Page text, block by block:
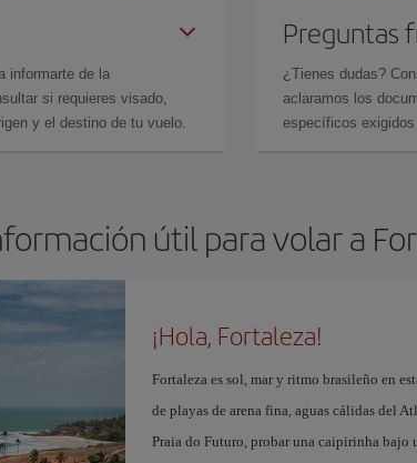
informarte de la
si requieres visado,
y el destino de tu vuelo.
Preguntas
¿Tienes dudas?
aclaramos los
específicos
útil para volar a
¡Hola, Fortaleza!
Fortaleza es sol, mar y ritmo brasileño en
de playas de arena fina, aguas cálidas del
Praia do Futuro, probar una caipirinha bajo